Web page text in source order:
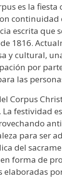
es la
escrita que
1816.
y cultural,
por
las
Corpus
La festividad
para ser
del
forma de
elaboradas